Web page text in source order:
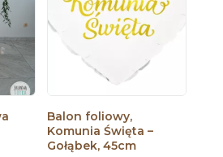
Balon foliowy,
Komunia Święta –
Gołąbek, 45cm